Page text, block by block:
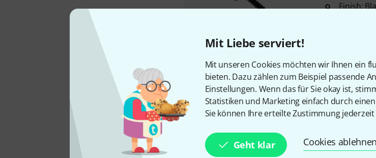
Mit Liebe serviert!
Mit unseren Cookies möchten wir Ihnen ein
bieten. Dazu zählen zum Beispiel passende
Einstellungen. Wenn das für Sie okay ist,
Statistiken und Marketing einfach durch einen
Sie können Ihre erteilte Zustimmung
Geht klar Cookies ablehnen
Finish:
GotohEP-
geeignet
Farbe:
inkl.
Sofort lieferbar